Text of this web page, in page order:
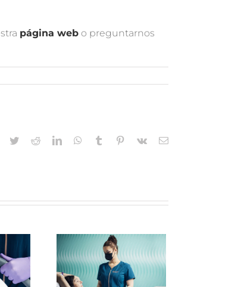
página web o preguntarnos
Facebook
TwitterRedditLinkedInWhatsApp
Tumblr Pinterest
Vk
Correo